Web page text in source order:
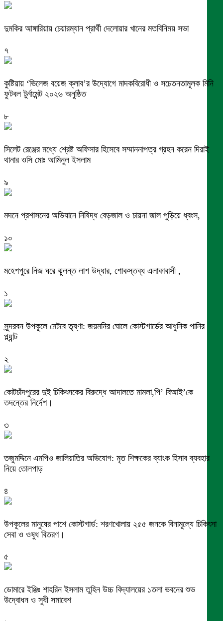
দুমকির আঙ্গারিয়ায় চেয়ারম্যান প্রার্থী দেলোয়ার খানের মতবিনিময় সভা
৭
কুষ্টিয়ায় ‘ভিলেজ বয়েজ ক্লাব’র উদ্যোগে মাদকবিরোধী ও সচেতনতামূলক মিনি
ফুটবল টুর্নামেন্ট ২০২৬ অনুষ্ঠিত
৮
সিলেট রেঞ্জের মধ্যে শ্রেষ্ট অফিসার হিসেবে সম্মাননাপত্র গ্রহন করেন দিরাই
থানার ওসি মোঃ আমিনুল ইসলাম
৯
মদনে প্রশাসনের অভিযানে নিষিদ্ধ বেড়জাল ও চায়না জাল পুড়িয়ে ধ্বংস,
১০
মহেশপুরে নিজ ঘরে ঝুলন্ত লাশ উদ্ধার, শোকস্তব্ধ এলাকাবাসী ,
১
সুন্দরবন উপকূলে মেটবে তৃষ্ণা: জয়মনির ঘোলে কোস্টগার্ডের আধুনিক পানির
প্ল্যান্ট
২
কোটচাঁদপুরের দুই চিকিৎসকের বিরুদ্ধে আদালতে মামলা,পি’ বিআই’কে
তদন্তের নির্দেশ।
৩
তজুমদ্দিনে এমপিও জালিয়াতির অভিযোগ: মৃত শিক্ষকের ব্যাংক হিসাব ব্যবহার
নিয়ে তোলপাড়
৪
উপকূলের মানুষের পাশে কোস্টগার্ড: শরণখোলায় ২৫৫ জনকে বিনামূল্যে চিকিৎসা
সেবা ও ওষুধ বিতরণ।
৫
ডোমারে ইঞ্জিঃ শাহরিন ইসলাম তুহিন উচ্চ বিদ্যালয়ের ১তলা ভবনের শুভ
উদ্বোধন ও সুধী সমাবেশ